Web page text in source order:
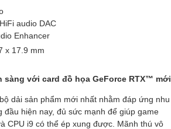
audio DAC
Enhancer
x 17.9 mm
sàng với card đồ họa GeForce RTX™ mới
dải sản phẩm mới nhất nhằm đáp ứng nhu
hiện nay, đủ sức mạnh để giúp game
CPU i9 có thể ép xung được. Mãnh thú vô